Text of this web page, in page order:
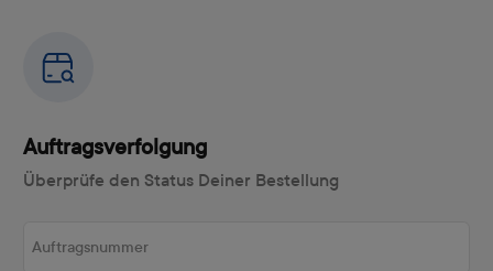
Auftragsverfolgung
Überprüfe den Status Deiner Bestellung